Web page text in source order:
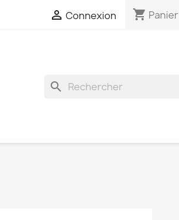
 Connexion shopping_cart Panier
search